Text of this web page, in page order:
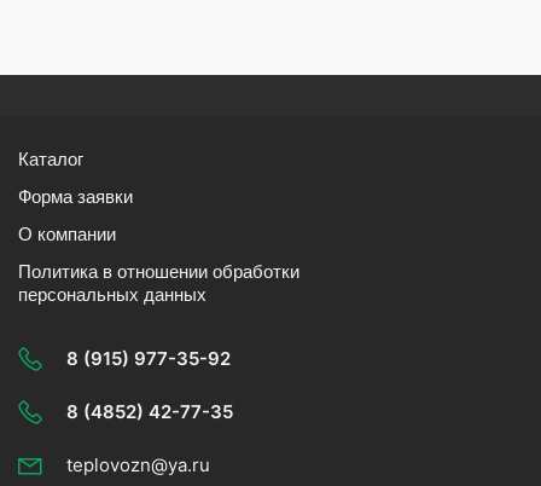
Каталог
Форма заявки
О компании
Политика в отношении обработки
персональных данных
8 (915) 977-35-92
8 (4852) 42-77-35
teplovozn@ya.ru